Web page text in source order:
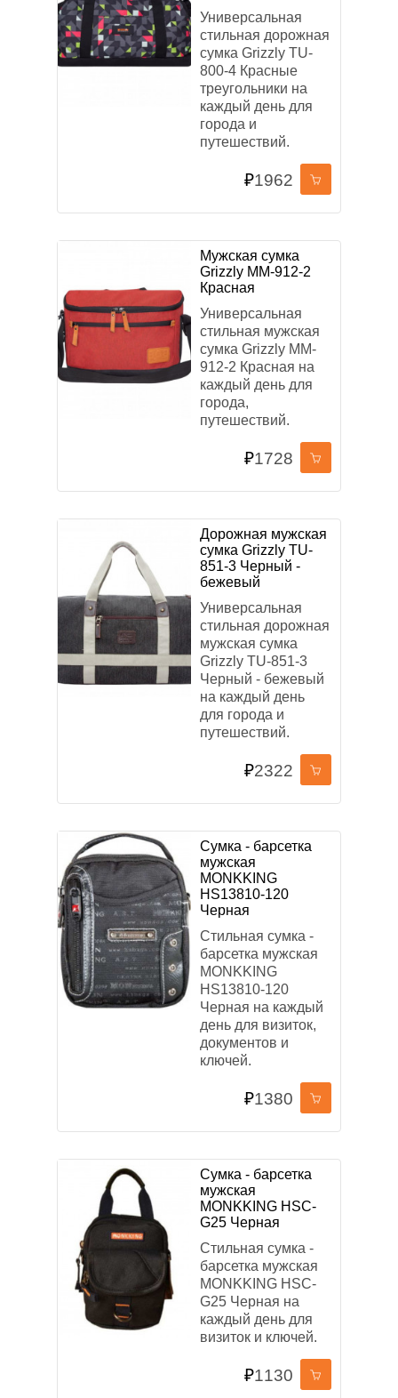
БРЕНД
OrsOro Asgard Across
MONKKING
СБРОСИТЬ ФИЛЬТР
Универсальная
стильная дорожная
сумка Grizzly TU-
800-4 Красные
треугольники на
каждый день для
города и
путешествий.
₽1962
Мужская сумка
Grizzly MM-912-2
Красная
Универсальная
стильная мужская
сумка Grizzly MM-
912-2 Красная на
каждый день для
города,
путешествий.
₽1728
Дорожная мужская
сумка Grizzly TU-
851-3 Черный -
бежевый
Универсальная
стильная дорожная
мужская сумка
Grizzly TU-851-3
Черный - бежевый
на каждый день
для города и
путешествий.
₽2322
Сумка - барсетка
мужская
MONKKING
HS13810-120
Черная
Стильная сумка -
барсетка мужская
MONKKING
HS13810-120
Черная на каждый
день для визиток,
документов и
ключей.
₽1380
Сумка - барсетка
мужская
MONKKING HSC-
G25 Черная
Стильная сумка -
барсетка мужская
MONKKING HSC-
G25 Черная на
каждый день для
визиток и ключей.
₽1130